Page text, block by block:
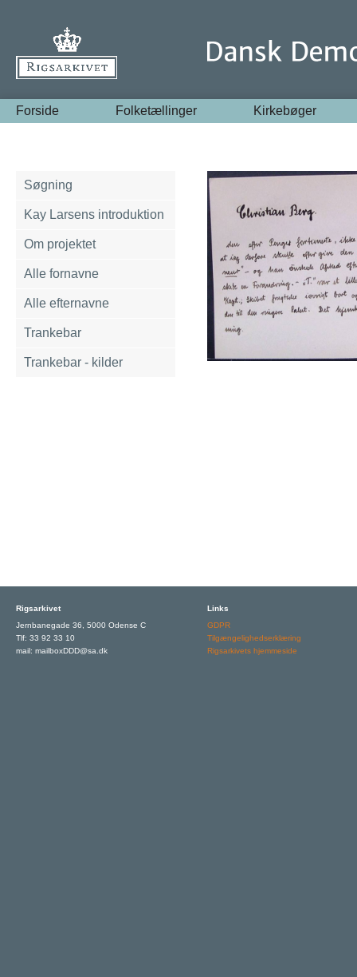
Forside Folketællinger Kirkebøger
Søgning
Kay Larsens introduktion
Om projektet
Alle fornavne
Alle efternavne
Trankebar
Trankebar - kilder
Rigsarkivet
Jernbanegade 36, 5000 Odense C
Tlf: 33 92 33 10
mail: mailboxDDD@sa.dk
Links
GDPR
Tilgængelighedserklæring
Rigsarkivets hjemmeside